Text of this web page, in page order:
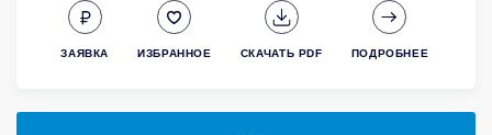
ЗАЯВКА ИЗБРАННОЕ СКАЧАТЬ PDF ПОДРОБНЕЕ